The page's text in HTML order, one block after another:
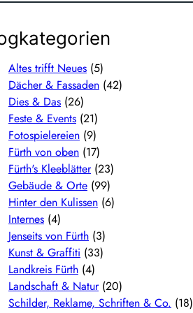
Altes trifft Neues (5)
Dächer & Fassaden (42)
Dies & Das (26)
Feste & Events (21)
Fotospielereien (9)
Fürth von oben (17)
Fürth's Kleeblätter(23)
Gebäude & Orte (99)
Hinter den Kulissen (6)
Internes (4)
Jenseits von Fürth (3)
Kunst & Graffiti (33)
Landkreis Fürth (4)
Landschaft & Natur(20)
Schilder, Reklame, Schriften & Co. (18)